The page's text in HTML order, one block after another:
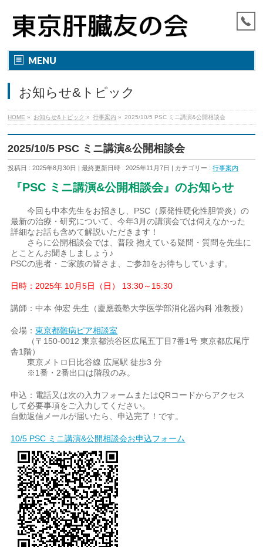
MENU
お知らせ&トピック
HOME » お知らせ&トピック » 行事案内 » 2025/10/5 PSC ミニ講演&公開相談会
2025/10/5 PSC ミニ講演&公開相談会
投稿日 : 2025年8月30日 最終更新日時 : 2025年11月7日 カテゴリー :行事案内
『PSC ミニ講演&公開相談会』のお知らせ
今回も中本先生をお招きし、PSC（原発性硬化性胆管炎）の
最新の治療・研究について、今年3月の講演会では伺えなかった
詳細なお話も含めて解説いただきます！
さらに公開相談会では、普段 抱えている疑問・質問を先生に
とことんお聞きしましょう♪
PSCの患者・ご家族の皆さま、ご参加をお待ちしています。
日時：2025年 10月5日（日） 13:30～15:30
講師：中本 伸宏 先生（慶應義塾大学医学部消化器内科 准教授）
会場：東京都難病ピア相談室
（〒150-0012 東京都渋谷区広尾五丁目7番1号 東京都広尾庁
舎1階）
東京メトロ日比谷線 広尾駅 徒歩3 分
※1番・2番出口は階段のみ。
申込：電話又は次の入力フォームまたはQRコードからアクセス
して必要事項をご入力してください。
自動返信メールが届いたら、申込完了！です。
10/5 PSC ミニ講演&公開相談会お申込フォーム